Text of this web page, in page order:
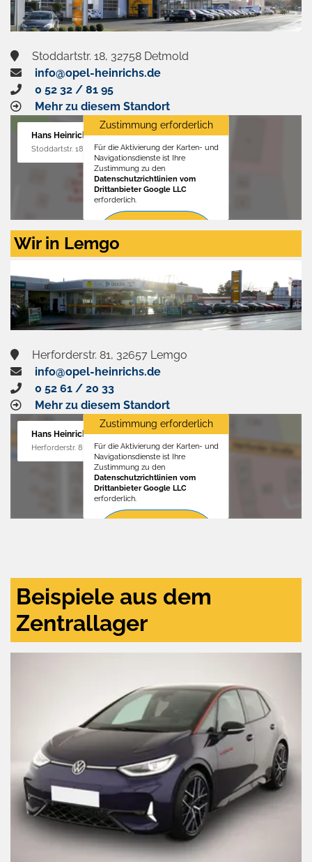
Stoddartstr. 18, 32758 Detmold
info@opel-heinrichs.de
0 52 32 / 81 95
Mehr zu diesem Standort
Hans Heinrichs GmbH
Stoddartstr. 18, 32758 Detmold
Zustimmung erforderlich
Für die Aktivierung der Karten- und
Navigationsdienste ist Ihre
Zustimmung zu den
Datenschutzrichtlinien vom
Drittanbieter Google LLC
erforderlich.
Zustimmen
aktivieren
Wir in Lemgo
Herforderstr. 81, 32657 Lemgo
info@opel-heinrichs.de
0 52 61 / 20 33
Mehr zu diesem Standort
Hans Heinrichs GmbH
Herforderstr. 81, 32657 Lemgo
Zustimmung erforderlich
Für die Aktivierung der Karten- und
Navigationsdienste ist Ihre
Zustimmung zu den
Datenschutzrichtlinien vom
Drittanbieter Google LLC
erforderlich.
Beispiele aus dem
Zentrallager